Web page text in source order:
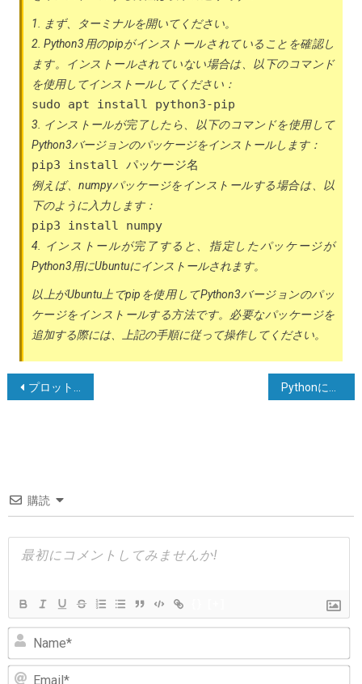
1. まず、ターミナルを開いてください。
2. Python3用のpipがインストールされていることを確認し
ます。インストールされていない場合は、以下のコマンド
を使用してインストールしてください：
sudo apt install python3-pip
3. インストールが完了したら、以下のコマンドを使用して
Python3バージョンのパッケージをインストールします：
pip3 install パッケージ名
例えば、numpyパッケージをインストールする場合は、以
下のように入力します：
pip3 install numpy
4. インストールが完了すると、指定したパッケージが
Python3用にUbuntuにインストールされます。
以上がUbuntu上でpipを使用してPython3バージョンのパッ
ケージをインストールする方法です。必要なパッケージを
追加する際には、上記の手順に従って操作してください。
投
ー
シ
ョ
プロットをクリアする際にcla()、clf()、またはclose()を使用するタイミング
購読